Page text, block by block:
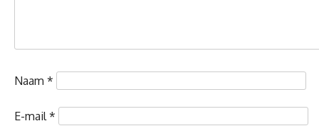
Naam *
E-mail *